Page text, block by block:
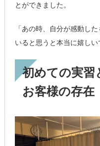
とができました。
「あの時、自分が感動し
いると思うと本当に嬉しい
初めての実習
お客様の存在